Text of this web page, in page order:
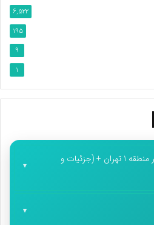
6,522
195
9
1
بهترین کلینیک های زیبایی در منطقه 1 تهران + (جزئیات و